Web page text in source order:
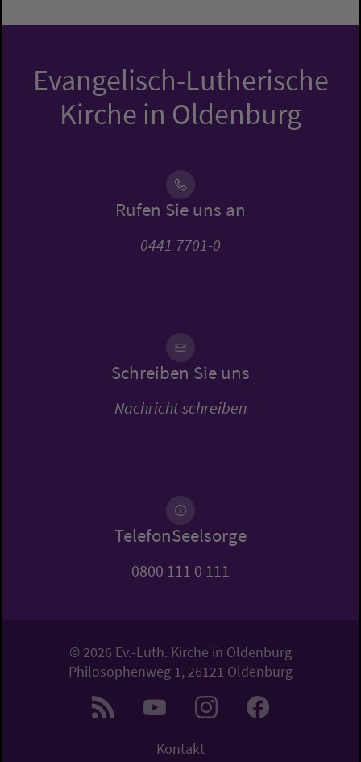
Evangelisch-Lutherische
Kirche in Oldenburg
Rufen Sie uns an
0441 7701-0
Schreiben Sie uns
Nachricht schreiben
TelefonSeelsorge
0800 111 0 111
© 2026 Ev.-Luth. Kirche in Oldenburg
Philosophenweg 1, 26121 Oldenburg
Kontakt